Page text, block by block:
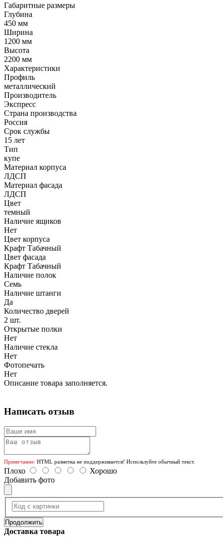
Габаритные размеры
Глубина
450 мм
Ширина
1200 мм
Высота
2200 мм
Характеристики
Профиль
металлический
Производитель
Экспресс
Страна производства
Россия
Срок службы
15 лет
Тип
купе
Материал корпуса
ЛДСП
Материал фасада
ЛДСП
Цвет
темный
Наличие ящиков
Нет
Цвет корпуса
Крафт Табачный
Цвет фасада
Крафт Табачный
Наличие полок
Семь
Наличие штанги
Да
Количество дверей
2 шт.
Открытые полки
Нет
Наличие стекла
Нет
Фотопечать
Нет
Описание товара заполняется.
Написать отзыв
Примечание: HTML разметка не поддерживается! Используйте обычный текст.
Плохо
Хорошо
Добавить фото
Продолжить
Доставка товара